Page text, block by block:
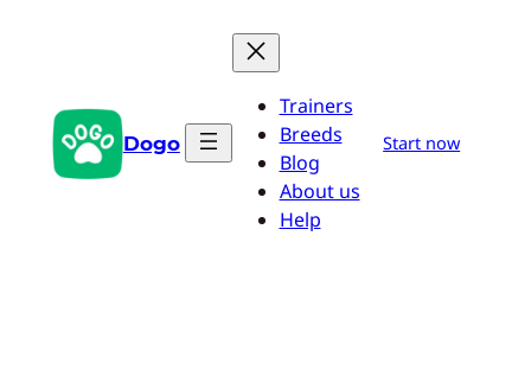
Dogo
Trainers
Breeds
Blog
About us
Help
Start now